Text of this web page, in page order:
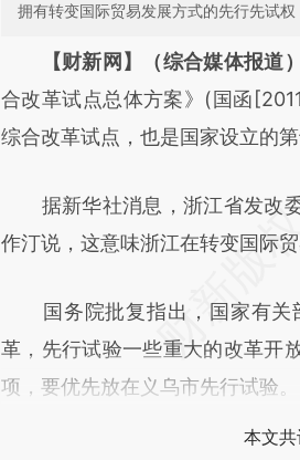
拥有转变国际贸易发展方式的先行先试
【财新网】（综合媒体报道）
合改革试点总体方案》(国函
综合改革试点，也是国家设立的
据新华社消息，浙江省发改委
作汀说，这意味浙江在转变国际
国务院批复指出，国家有关
革，先行试验一些重大的改革开
项，要优先放在义乌市先行试验。
本文共